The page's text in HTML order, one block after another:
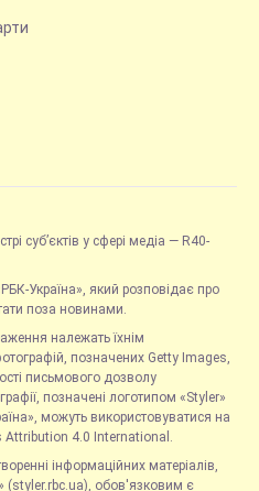
суб’єктів у сфері медіа — R40-
Україна», який розповідає про
поза новинами.
належать їхнім
позначених Getty Images,
письмового дозволу
позначені логотипом «Styler»
можуть використовуватися на
Attribution 4.0 International.
інформаційних матеріалів,
(styler.rbc.ua), обов'язковим є